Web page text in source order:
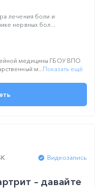
лечения боли и
нервных бол...
медицины ГБОУ ВПО
м...Показать ещё
Видеозапись
– давайте